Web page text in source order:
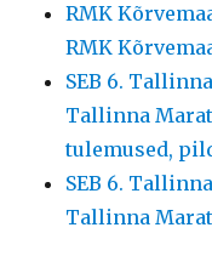
RMK
RMK
SEB 6.
Tallinna
tulemused,
SEB 6.
Tallinna